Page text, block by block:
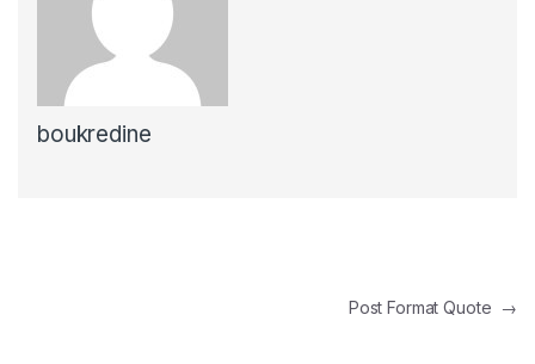
boukredine
Post Format Quote →